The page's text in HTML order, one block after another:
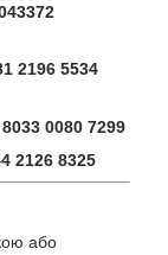
2196 5534
0080 7299
2126 8325
або